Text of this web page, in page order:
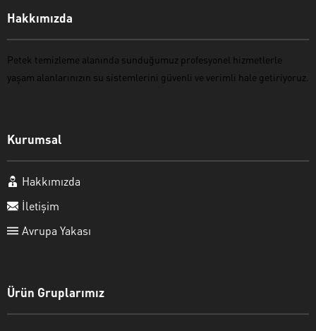
Hakkımızda
Petek temizleme alanında sunduğumuz profesyonel hizmetlerle
yaşam alanlarınızın su sistemlerini güvenli ve verimli hale getiriyoruz.
Kurumsal
Hakkımızda
İletişim
Avrupa Yakası
Ürün Gruplarımız